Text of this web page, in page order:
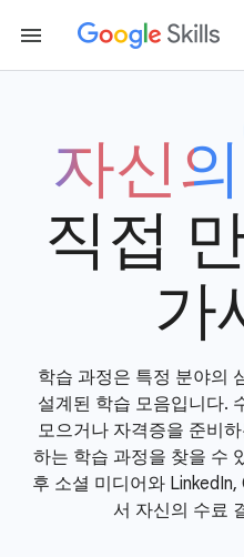
자신
직접
가
학습 과정은 특정 분야의
설계된 학습 모음입니다.
모으거나 자격증을 준비
하는 학습 과정을 찾을 수
후 소셜 미디어와
서 자신의 수료